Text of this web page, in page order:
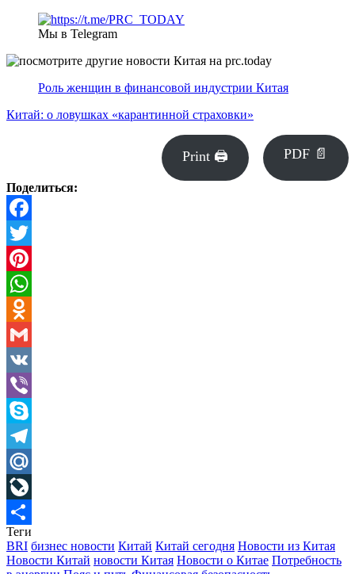
Мы в Telegram
Роль женщин в финансовой индустрии Китая
Китай: о ловушках «карантинной страховки»
Print 🖨 PDF 📄
Поделиться:
Facebook
Twitter
Pinterest
WhatsApp
Odnoklassniki
Gmail
VK
Viber
Skype
Telegram
Mail.Ru
LiveJournal
Отправить
Теги
BRI бизнес новости Китай Китай сегодня Новости из Китая
Новости Китай новости Китая Новости о Китае Потребность